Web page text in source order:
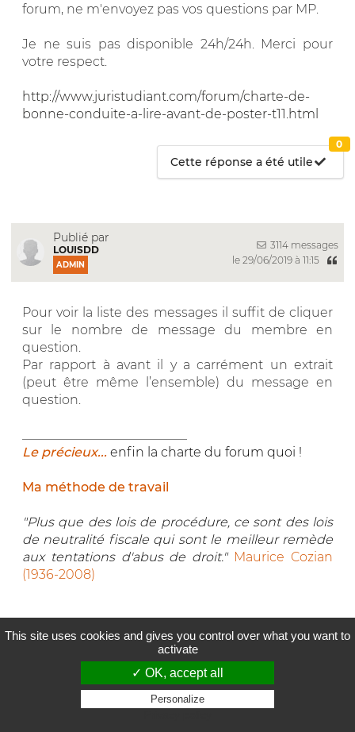
forum, ne m'envoyez pas vos questions par MP.
Je ne suis pas disponible 24h/24h. Merci pour
votre respect.
http://www.juristudiant.com/forum/charte-de-
bonne-conduite-a-lire-avant-de-poster-t11.html
Cette réponse a été utile
0
Publié par
LOUISDD
ADMIN
3114 messages
le 29/06/2019 à 11:15
Pour voir la liste des messages il suffit de cliquer
sur le nombre de message du membre en
question.
Par rapport à avant il y a carrément un extrait
(peut être même l’ensemble) du message en
question.
Le précieux... enfin la charte du forum quoi !
Ma méthode de travail
"Plus que des lois de procédure, ce sont des lois
de neutralité fiscale qui sont le meilleur remède
aux tentations d'abus de droit." Maurice Cozian
(1936-2008)
commodity in the universe." Max Brooks, WWZ
Cette réponse a été utile
This site uses cookies and gives you control over what you want to
activate
✓ OK, accept all
Personalize